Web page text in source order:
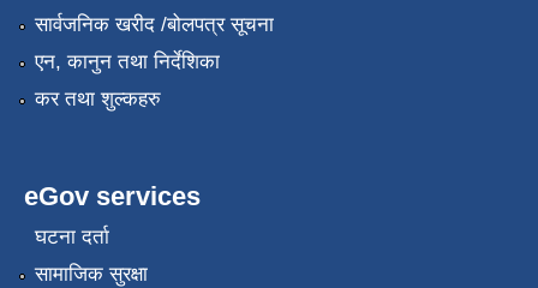
सार्वजनिक खरीद /बोलपत्र सूचना
एन, कानुन तथा निर्देशिका
कर तथा शुल्कहरु
eGov services
घटना दर्ता
सामाजिक सुरक्षा